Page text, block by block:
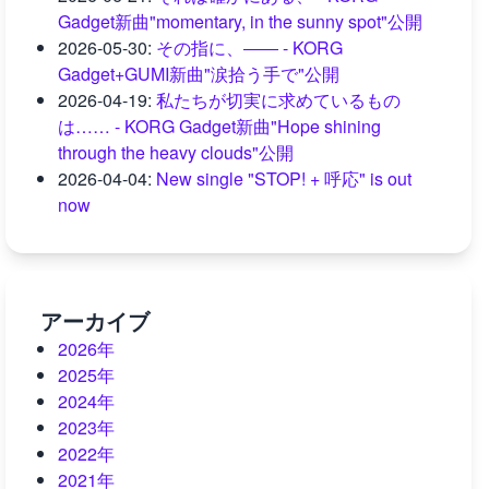
Gadget新曲"momentary, in the sunny spot"公開
2026-05-30: その指に、―― - KORG
Gadget+GUMI新曲"涙拾う手で"公開
2026-04-19:私たちが切実に求めているもの
は…… - KORG Gadget新曲"Hope shining
through the heavy clouds"公開
2026-04-04: New single "STOP! + 呼応" is out
now
アーカイブ
2026年
2025年
2024年
2023年
2022年
2021年